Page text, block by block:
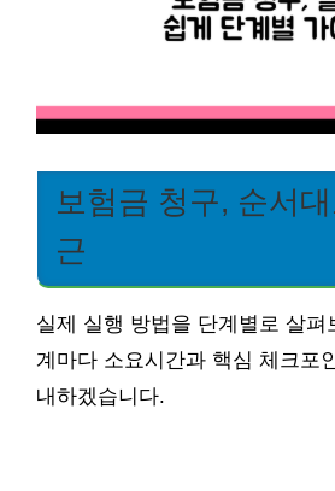
보험금 청구, 순서
근
실제 실행 방법을 단계별로 살펴
계마다 소요시간과 핵심 체크포
내하겠습니다.